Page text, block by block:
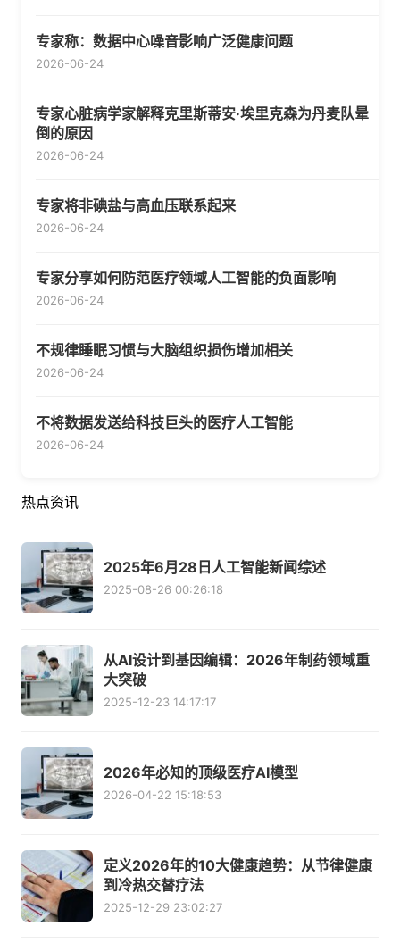
专家称：数据中心噪音影响广泛健康问题
2026-06-24
专家心脏病学家解释克里斯蒂安·埃里克森为丹麦队晕
倒的原因
2026-06-24
专家将非碘盐与高血压联系起来
2026-06-24
专家分享如何防范医疗领域人工智能的负面影响
2026-06-24
不规律睡眠习惯与大脑组织损伤增加相关
2026-06-24
不将数据发送给科技巨头的医疗人工智能
2026-06-24
热点资讯
2025年6月28日人工智能新闻综述
2025-08-26 00:26:18
从AI设计到基因编辑：2026年制药领域重
大突破
2025-12-23 14:17:17
2026年必知的顶级医疗AI模型
2026-04-22 15:18:53
定义2026年的10大健康趋势：从节律健康
到冷热交替疗法
2025-12-29 23:02:27